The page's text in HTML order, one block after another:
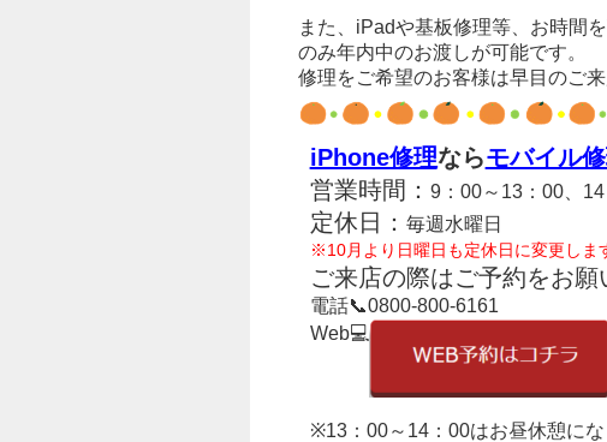
また、iPadや基板修理等、お時間
のみ年内中のお渡しが可能です。
修理をご希望のお客様は早目のご
iPhone修理ならモバイル
営業時間： 9：00～13：00、
定休日： 毎週水曜日
※10月より日曜日も定休日に変更しま
ご来店の際はご予約をお願
電話📞0800-800-6161
Web💻
※13：00～14：00はお昼休憩に